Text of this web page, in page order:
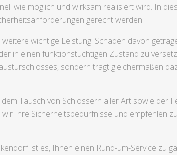
wie möglich und wirksam realisiert wird. In
gerecht werden.
wichtige Leistung. Schaden davon
in einen funktionstüchtigen Zustand zu
sondern trägt gleichermaßen
Tausch von Schlössern aller Art sowie der
Ihre Sicherheitsbedürfnisse und empfehlen
ist es, Ihnen einen Rund-um-Service zu